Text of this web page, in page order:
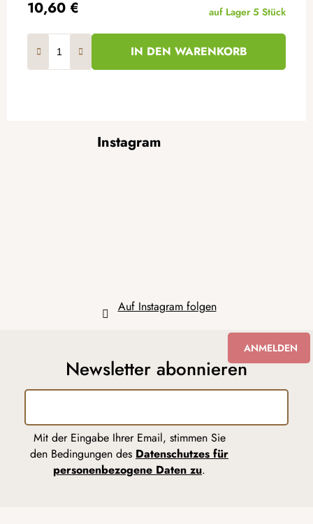
10,60 € auf Lager 5 Stück
IN DEN WARENKORB
Instagram
Auf Instagram folgen
Newsletter abonnieren
Mit der Eingabe Ihrer Email, stimmen Sie
den Bedingungen des Datenschutzes für
personenbezogene Daten zu.
ANMELDEN